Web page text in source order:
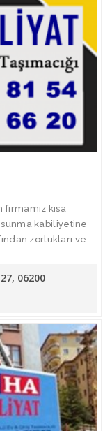
kısa
kabiliyetine
zorlukları ve
06200